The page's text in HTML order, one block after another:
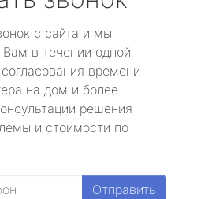
с сайта и мы
в течении одной
времени
на дом и более
решения
и стоимости по
Отправить